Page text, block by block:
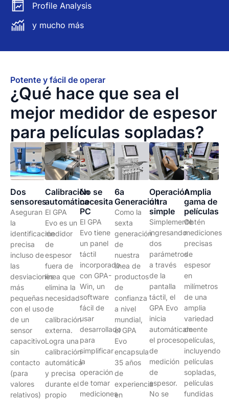
Profile Analysis
y mucho más
Potente y fácil de operar
¿Qué hace que sea el
mejor medidor de espesor
para películas sopladas?
Dos
sensores
Aseguran
la
identificación
precisa
incluso de
las
desviaciones
más
pequeñas
con el uso
de un
sensor
capacitivo
sin
contacto
(para
valores
relativos)
Calibración
automática
El GPA
Evo es un
medidor
de
espesor
fuera de
línea que
elimina la
necesidad
de
calibración
externa.
Logra una
calibración
automática
y precisa
durante el
propio
No se
necesita
PC
El GPA
Evo tiene
un panel
táctil
incorporado
con GPA-
Win, un
software
fácil de
usar
desarrollado
para
simplificar
la
operación
de tomar
mediciones
6a
Generación
Como la
sexta
generación
de
nuestra
línea de
productos
de
confianza
a nivel
mundial,
el GPA
Evo
encapsula
35 años
de
experiencia
en
Operación
ultra
simple
Simplemente
ingresando
dos
parámetros
a través
de la
pantalla
táctil, el
GPA Evo
inicia
automáticamente
el proceso
de
medición
de
espesor.
No se
Amplia
gama de
películas
Obtén
mediciones
precisas
de
espesor
en
milímetros
de una
amplia
variedad
de
películas,
incluyendo
películas
sopladas,
películas
fundidas